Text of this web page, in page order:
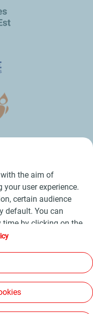
Bois -
Pétroliers
-
the aim of
user experience.
certain audience
default. You can
time by clicking on the
on the "Accept"
the technical cookies
will be used. For
Data and Tracker